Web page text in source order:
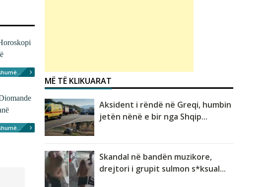
MË TË KLIKUARAT
Aksident i rëndë në Greqi, humbin
jetën nënë e bir nga Shqip...
Skandal në bandën muzikore,
drejtori i grupit sulmon s*ksual...